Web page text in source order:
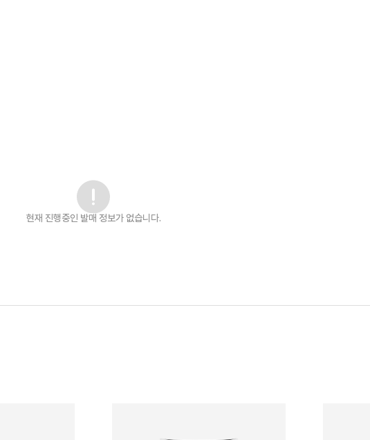
현재 진행중인 발매 정보가 없습니다.